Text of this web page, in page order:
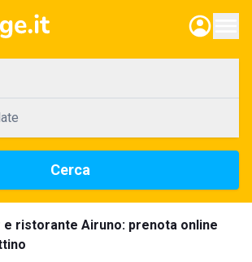
Cerca
e ristorante Airuno: prenota online